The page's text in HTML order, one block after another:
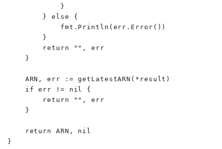
            }
        } else {
            fmt.Println(err.Error())
        }
        return "", err
    }
    ARN, err := getLatestARN(*result)
    if err != nil {
        return "", err
    }
    return ARN, nil
}